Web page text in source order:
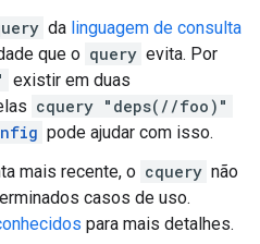
da linguagem de consulta
que o query evita. Por
existir em duas
cquery "deps(//foo)"
pode ajudar com isso.
mais recente, o cquery não
casos de uso.
para mais detalhes.